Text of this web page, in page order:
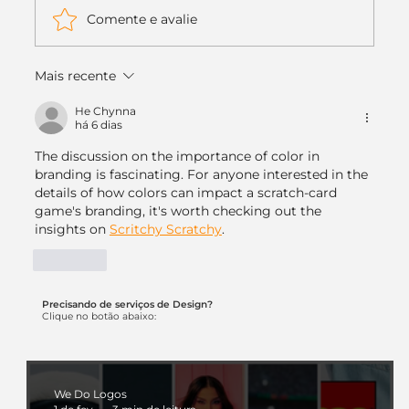
Precisando de serviços de Design?
Clique no botão abaixo:
We Do Logos
aquela dúvida...
Comente e avalie
Mais recente
He Chynna
há 6 dias
The discussion on the importance of color in
branding is fascinating. For anyone interested in the
details of how colors can impact a scratch-card
game's branding, it's worth checking out the
insights on Scritchy Scratchy.